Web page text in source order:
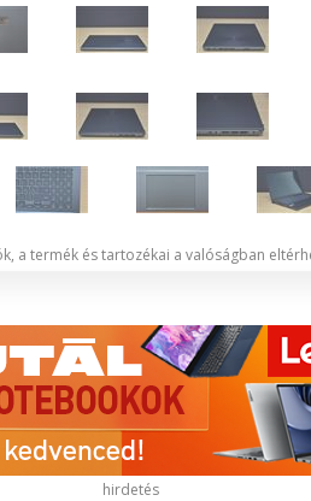
a termék és tartozékai a valóságban
hirdetés